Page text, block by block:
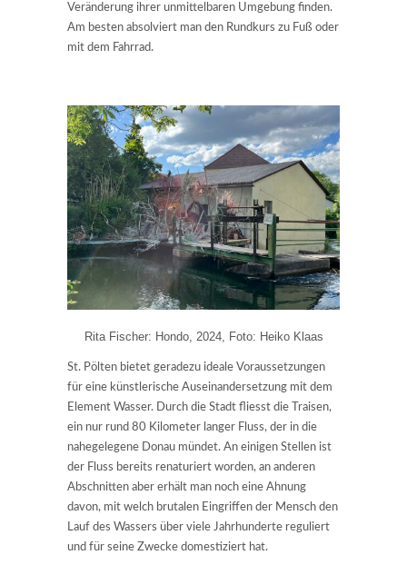
Veränderung ihrer unmittelbaren Umgebung finden.
Am besten absolviert man den Rundkurs zu Fuß oder
mit dem Fahrrad.
Rita Fischer: Hondo, 2024, Foto: Heiko Klaas
St. Pölten bietet geradezu ideale Voraussetzungen
für eine künstlerische Auseinandersetzung mit dem
Element Wasser. Durch die Stadt fliesst die Traisen,
ein nur rund 80 Kilometer langer Fluss, der in die
nahegelegene Donau mündet. An einigen Stellen ist
der Fluss bereits renaturiert worden, an anderen
Abschnitten aber erhält man noch eine Ahnung
davon, mit welch brutalen Eingriffen der Mensch den
Lauf des Wassers über viele Jahrhunderte reguliert
und für seine Zwecke domestiziert hat.